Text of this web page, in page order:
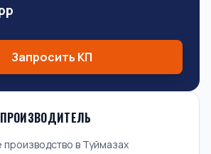
Запросить КП
в Туймазах